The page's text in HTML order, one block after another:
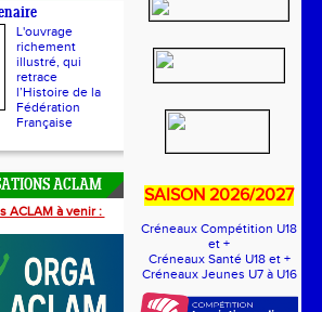
L'ouvrage
richement
illustré, qui
retrace
l’Histoire de la
Fédération
Française
ACLAM
ACLAM à venir :
SAISON 2026/2027
Créneaux Compétition U18
et +
Créneaux Santé U18 et +
Créneaux Jeunes U7 à U16